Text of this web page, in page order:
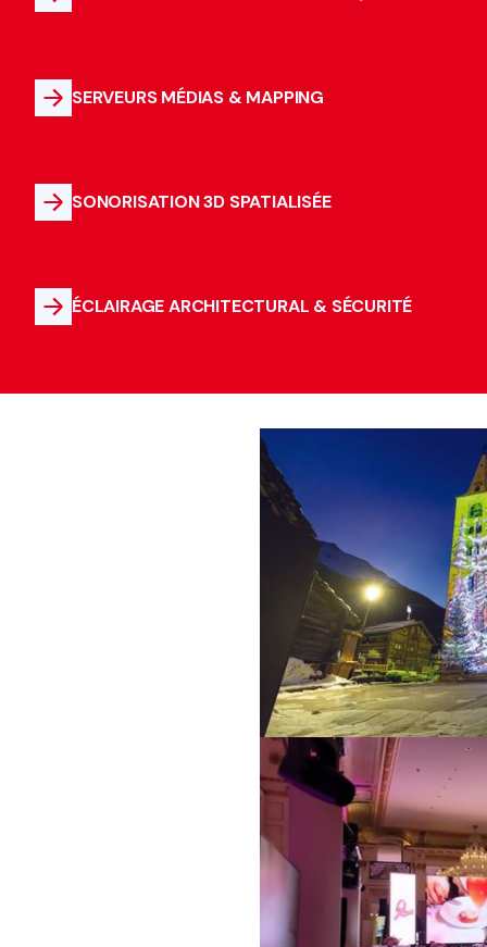
SERVEURS MÉDIAS & MAPPING
SONORISATION 3D SPATIALISÉE
ÉCLAIRAGE ARCHITECTURAL & SÉCURITÉ